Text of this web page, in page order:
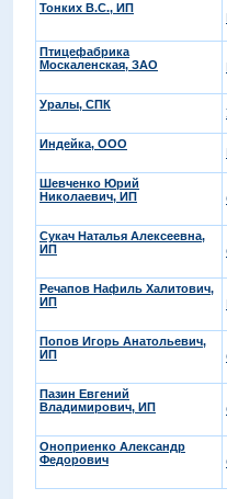
Тонких В.С., ИП
Птицефабрика
Москаленская, ЗАО
Уралы, СПК
Индейка, ООО
Шевченко Юрий
Николаевич, ИП
Сукач Наталья Алексеевна,
ИП
Речапов Нафиль Халитович,
ИП
Попов Игорь Анатольевич,
ИП
Пазин Евгений
Владимирович, ИП
Оноприенко Александр
Федорович